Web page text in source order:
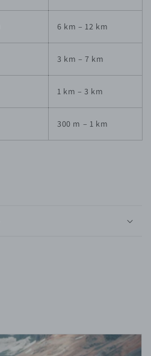
6 km – 12 km
3 km – 7 km
1 km – 3 km
300 m – 1 km